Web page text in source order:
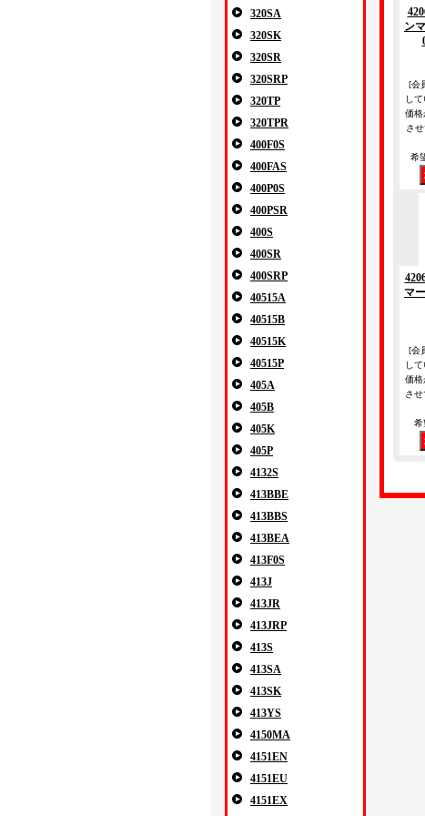
320SA
320SK
320SR
320SRP
320TP
320TPR
400F0S
400FAS
400P0S
400PSR
400S
400SR
400SRP
40515A
40515B
40515K
40515P
405A
405B
405K
405P
4132S
413BBE
413BBS
413BEA
413F0S
413J
413JR
413JRP
413S
413SA
413SK
413YS
4150MA
4151EN
4151EU
4151EX
ン
[会
し
価格
さ
希
マ
[会
し
価格
さ
希